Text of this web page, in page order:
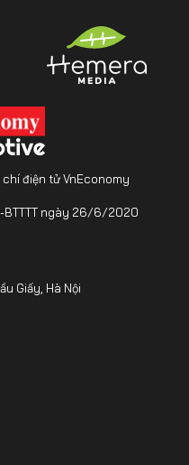
chí điện tử VnEconomy
BTTTT ngày 26/6/2020
Giấy, Hà Nội